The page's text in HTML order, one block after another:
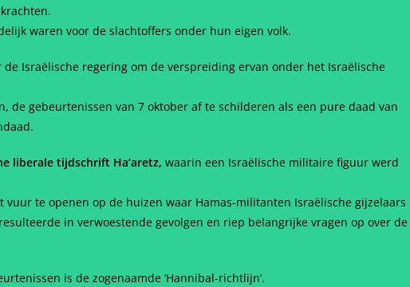
waren voor de slachtoffers onder hun eigen volk.
de Israëlische regering om de verspreiding ervan onder het Israëlische
gebeurtenissen van 7 oktober af te schilderen als een pure daad van
liberale tijdschrift Ha’aretz, waarin een Israëlische militaire figuur werd
te openen op de huizen waar Hamas-militanten Israëlische gijzelaars
in verwoestende gevolgen en riep belangrijke vragen op over de
is de zogenaamde ‘Hannibal-richtlijn’.